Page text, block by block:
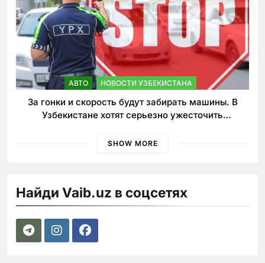
АВТО НОВОСТИ УЗБЕКИСТАНА
За гонки и скорость будут забирать машины. В
Узбекистане хотят серьезно ужесточить
SHOW MORE
Найди Vaib.uz в соцсетях